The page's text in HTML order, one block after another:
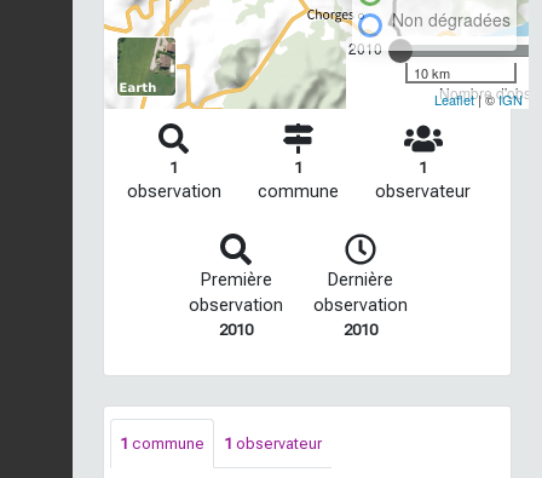
2010
Nombre
Non dégradées
10 km
Leaflet| ©IGN
1
observation
1
commune
1
observateur
Première
observation
2010
Dernière
observation
2010
1 commune 1 observateur